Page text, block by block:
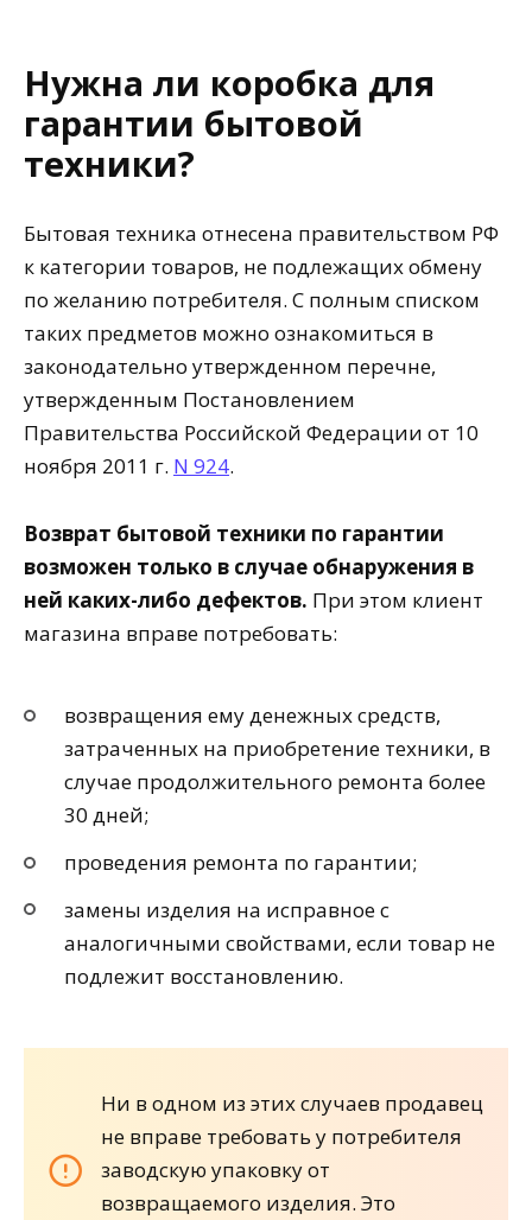
Нужна ли коробка для
гарантии бытовой
техники?
Бытовая техника отнесена правительством РФ
к категории товаров, не подлежащих обмену
по желанию потребителя. С полным списком
таких предметов можно ознакомиться в
законодательно утвержденном перечне,
утвержденным Постановлением
Правительства Российской Федерации от 10
ноября 2011 г. N 924.
Возврат бытовой техники по гарантии
возможен только в случае обнаружения в
ней каких-либо дефектов. При этом клиент
магазина вправе потребовать:
возвращения ему денежных средств,
затраченных на приобретение техники, в
случае продолжительного ремонта более
30 дней;
проведения ремонта по гарантии;
замены изделия на исправное с
аналогичными свойствами, если товар не
подлежит восстановлению.
Ни в одном из этих случаев продавец
не вправе требовать у потребителя
заводскую упаковку от
возвращаемого изделия. Это